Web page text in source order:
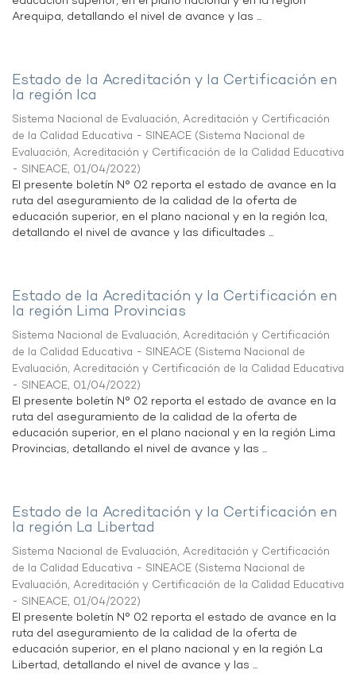
Arequipa, detallando el nivel de avance y las ...
Estado de la Acreditación y la Certificación en
la región Ica
Sistema Nacional de Evaluación, Acreditación y Certificación
de la Calidad Educativa - SINEACE (Sistema Nacional de
Evaluación, Acreditación y Certificación de la Calidad Educativa
- SINEACE, 01/04/2022)
El presente boletín N° 02 reporta el estado de avance en la
ruta del aseguramiento de la calidad de la oferta de
educación superior, en el plano nacional y en la región Ica,
detallando el nivel de avance y las dificultades ...
Estado de la Acreditación y la Certificación en
la región Lima Provincias
Sistema Nacional de Evaluación, Acreditación y Certificación
de la Calidad Educativa - SINEACE (Sistema Nacional de
Evaluación, Acreditación y Certificación de la Calidad Educativa
- SINEACE, 01/04/2022)
El presente boletín N° 02 reporta el estado de avance en la
ruta del aseguramiento de la calidad de la oferta de
educación superior, en el plano nacional y en la región Lima
Provincias, detallando el nivel de avance y las ...
Estado de la Acreditación y la Certificación en
la región La Libertad
Sistema Nacional de Evaluación, Acreditación y Certificación
de la Calidad Educativa - SINEACE (Sistema Nacional de
Evaluación, Acreditación y Certificación de la Calidad Educativa
- SINEACE, 01/04/2022)
El presente boletín N° 02 reporta el estado de avance en la
ruta del aseguramiento de la calidad de la oferta de
educación superior, en el plano nacional y en la región La
Libertad, detallando el nivel de avance y las ...